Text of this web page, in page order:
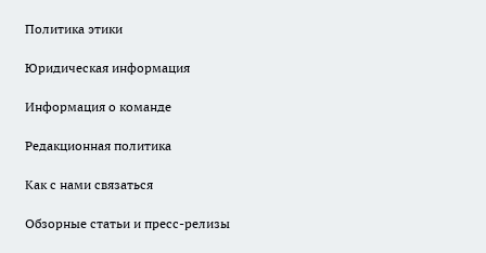
Политика этики
Юридическая информация
Информация о команде
Редакционная политика
Как с нами связаться
Обзорные статьи и пресс-релизы